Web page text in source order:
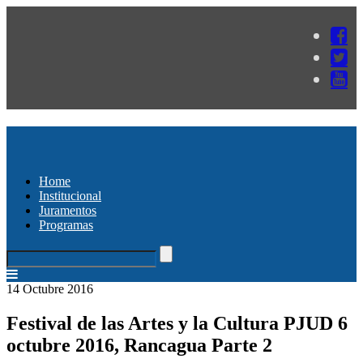
Home
Institucional
Juramentos
Programas
14 Octubre 2016
Festival de las Artes y la Cultura PJUD 6
octubre 2016, Rancagua Parte 2